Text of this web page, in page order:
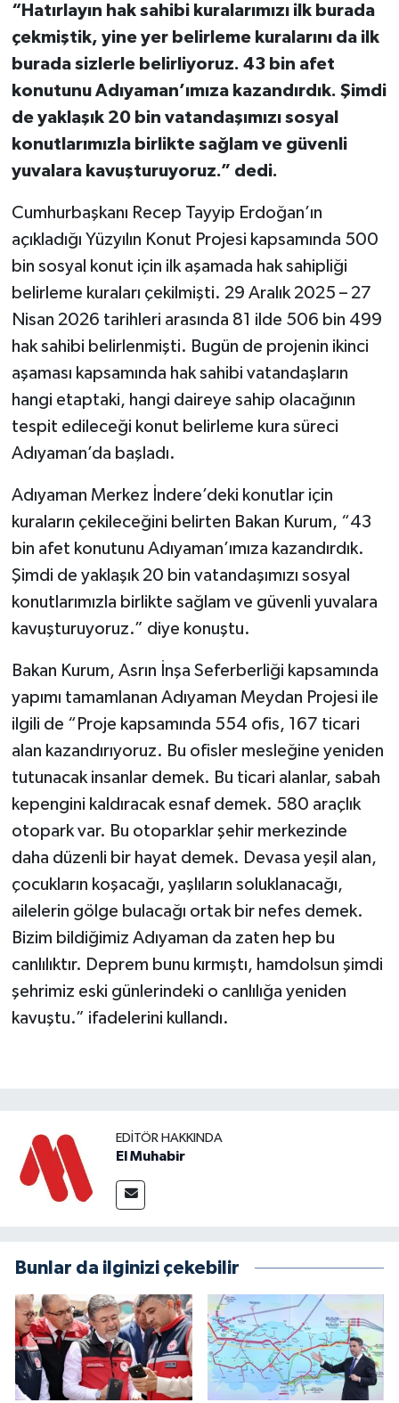
“Hatırlayın hak sahibi kuralarımızı ilk burada
çekmiştik, yine yer belirleme kuralarını da ilk
burada sizlerle belirliyoruz. 43 bin afet
konutunu Adıyaman’ımıza kazandırdık. Şimdi
de yaklaşık 20 bin vatandaşımızı sosyal
konutlarımızla birlikte sağlam ve güvenli
yuvalara kavuşturuyoruz.” dedi.
Cumhurbaşkanı Recep Tayyip Erdoğan’ın
açıkladığı Yüzyılın Konut Projesi kapsamında 500
bin sosyal konut için ilk aşamada hak sahipliği
belirleme kuraları çekilmişti. 29 Aralık 2025 – 27
Nisan 2026 tarihleri arasında 81 ilde 506 bin 499
hak sahibi belirlenmişti. Bugün de projenin ikinci
aşaması kapsamında hak sahibi vatandaşların
hangi etaptaki, hangi daireye sahip olacağının
tespit edileceği konut belirleme kura süreci
Adıyaman’da başladı.
Adıyaman Merkez İndere’deki konutlar için
kuraların çekileceğini belirten Bakan Kurum, “43
bin afet konutunu Adıyaman’ımıza kazandırdık.
Şimdi de yaklaşık 20 bin vatandaşımızı sosyal
konutlarımızla birlikte sağlam ve güvenli yuvalara
kavuşturuyoruz.” diye konuştu.
Bakan Kurum, Asrın İnşa Seferberliği kapsamında
yapımı tamamlanan Adıyaman Meydan Projesi ile
ilgili de “Proje kapsamında 554 ofis, 167 ticari
alan kazandırıyoruz. Bu ofisler mesleğine yeniden
tutunacak insanlar demek. Bu ticari alanlar, sabah
kepengini kaldıracak esnaf demek. 580 araçlık
otopark var. Bu otoparklar şehir merkezinde
daha düzenli bir hayat demek. Devasa yeşil alan,
çocukların koşacağı, yaşlıların soluklanacağı,
ailelerin gölge bulacağı ortak bir nefes demek.
Bizim bildiğimiz Adıyaman da zaten hep bu
canlılıktır. Deprem bunu kırmıştı, hamdolsun şimdi
şehrimiz eski günlerindeki o canlılığa yeniden
kavuştu.” ifadelerini kullandı.
EDITÖR HAKKINDA
El Muhabir
Bunlar da ilginizi çekebilir